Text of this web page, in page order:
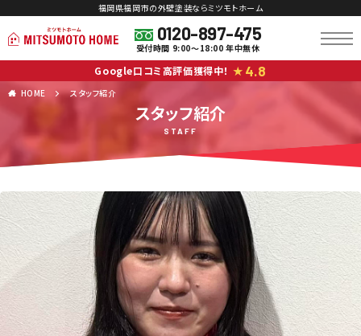
福岡県福岡市の外壁塗装ならミツモトホーム
0120-897-475
受付時間 9:00～18:00 年中無休
Google口コミ高評価獲得中！ ★ 4.8
HOME スタッフ紹介
スタッフ紹介
STAFF